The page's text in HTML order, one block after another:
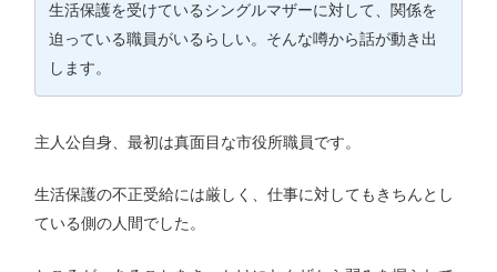
生活保護を受けているシングルマザーに対して、関係を
迫っている職員がいるらしい。そんな噂から話が動き出
します。
主人公自身、最初は真面目な市役所職員です。
生活保護の不正受給には厳しく、仕事に対してもきちんとし
ている側の人間でした。